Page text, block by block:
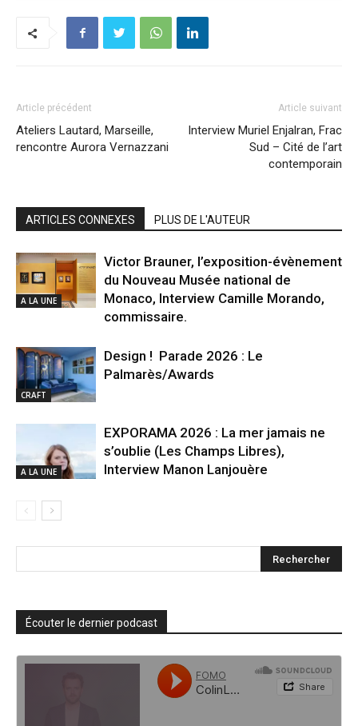
Article précédent
Ateliers Lautard, Marseille,
rencontre Aurora Vernazzani
Article suivant
Interview Muriel Enjalran, Frac
Sud – Cité de l’art
contemporain
ARTICLES CONNEXES PLUS DE L'AUTEUR
A LA UNE
Victor Brauner, l’exposition-évènement
du Nouveau Musée national de
Monaco, Interview Camille Morando,
commissaire.
CRAFT
Design ! Parade 2026 : Le
Palmarès/Awards
A LA UNE
EXPORAMA 2026 : La mer jamais ne
s’oublie (Les Champs Libres),
Interview Manon Lanjouère
Écouter le dernier podcast